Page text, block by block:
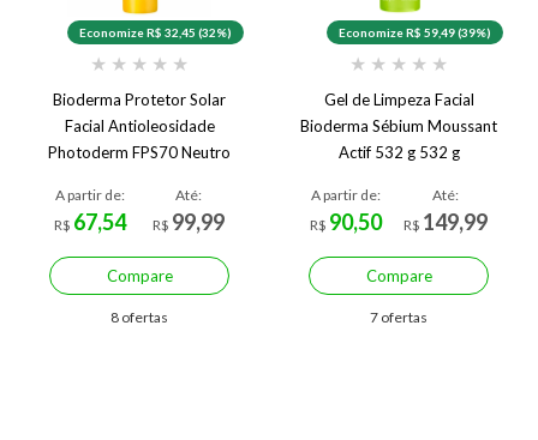
Economize R$ 32,45 (32%)
★ ★ ★ ★ ★
Bioderma Protetor Solar
Facial Antioleosidade
Photoderm FPS70 Neutro
A partir de:
R$ 67,54
Até:
R$ 99,99
Compare
8 ofertas
Economize R$ 59,49 (39%)
★ ★ ★ ★ ★
Gel de Limpeza Facial
Bioderma Sébium Moussant
Actif 532 g 532 g
A partir de:
R$ 90,50
Até:
R$ 149,99
Compare
7 ofertas